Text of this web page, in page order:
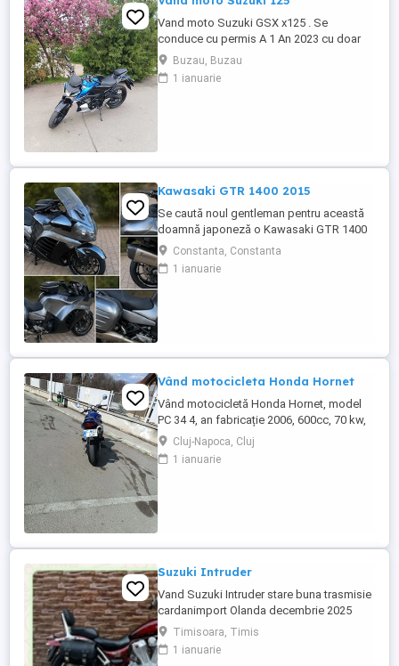
Vand moto Suzuki GSX x125 . Se
conduce cu permis A 1 An 2023 cu doar
5000km Stare impecabila , fara cazaturi
ITP valabil pana in noiembrie 2027 Revizii
si schimb de ulei in service autorizat
Buzau, Buzau
1 ianuarie
Kawasaki GTR 1400 2015
Se caută noul gentleman pentru această
doamnă japoneză o Kawasaki GTR 1400
care încă întoarce priviri și iubește
kilometrii. A fost răsfățată, întreținută la
timp și tratată cu respect. O dau doar
Constanta, Constanta
1 ianuarie
Vând motocicleta Honda Hornet
Vând motocicletă Honda Hornet, model
PC 34 4, an fabricație 2006, 600cc, 70 kw,
98 cp, inspecție tehnică valabilă până în
august 2027 . Preț 1900 euro
Cluj-Napoca, Cluj
1 ianuarie
Suzuki Intruder
Vand Suzuki Intruder stare buna trasmisie
cardanimport Olanda decembrie 2025
inmatriculat RO IN FEBRUARIE Nu raspund
la mesaje.Schimb cu ATV plus sau minus
diferenta
Timisoara, Timis
1 ianuarie